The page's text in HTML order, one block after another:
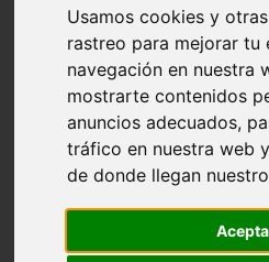
Usamos cookies y
rastreo para mejorar tu
navegación en nuestra
mostrarte contenidos
anuncios adecuados,
tráfico en nuestra web
de donde llegan
Málaga - júzcar
Huesca - alquézar
Huesca - castejón-de-sos
Lleida - alt-àneu
Córdoba - almedinilla
Navarra - zangoza
Cantabria - arenas-de-iguña
Barcelona - la-pobla-de-lillet
Murcia - cartagena
Madrid - nuevo-baztán